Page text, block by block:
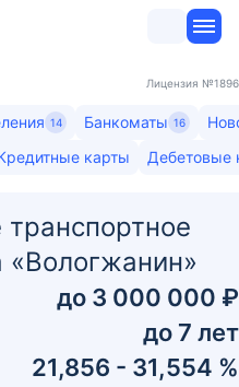
Лицензия №1896
14 Банкоматы 16
карты Дебетовые
«Вологжанин»
до 3 000 000 ₽
до 7 лет
21,856 - 31,554 %